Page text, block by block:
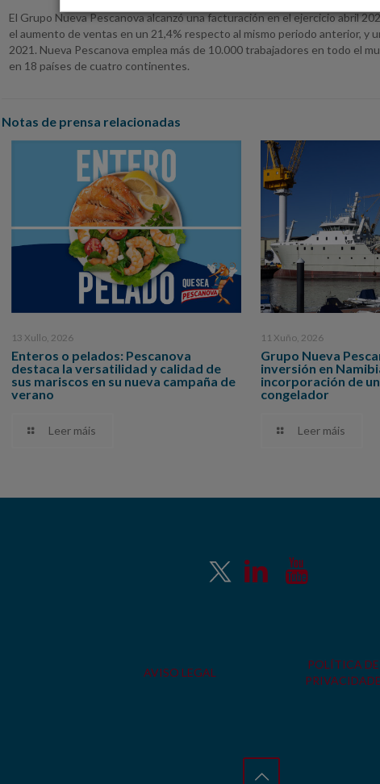
El Grupo Nueva Pescanova alcanzó una facturación en el ejercicio abril
el aumento de ventas en un 21,4% respecto al mismo periodo anterior, y
2021. Nueva Pescanova emplea más de 10.000 trabajadores en todo el
en 18 países de cuatro continentes.
Notas de prensa relacionadas
13 Xullo, 2026
Enteros o pelados: Pescanova
destaca la versatilidad y calidad de
sus mariscos en su nueva campaña de
verano
Leer máis
11 Xuño, 2026
Grupo Nueva
inversión en
incorporación de
congelador
Leer máis
AVISO LEGAL
POLÍTICA DE
PRIVACIDADE